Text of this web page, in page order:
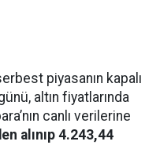
piyasanın kapalı
altın fiyatlarında
canlı verilerine
alınıp 4.243,44